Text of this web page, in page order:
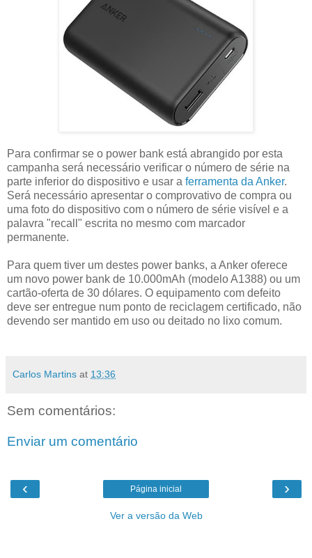
Para confirmar se o power bank está abrangido por esta
campanha será necessário verificar o número de série na
parte inferior do dispositivo e usar a ferramenta da Anker.
Será necessário apresentar o comprovativo de compra ou
uma foto do dispositivo com o número de série visível e a
palavra "recall" escrita no mesmo com marcador
permanente.
Para quem tiver um destes power banks, a Anker oferece
um novo power bank de 10.000mAh (modelo A1388) ou um
cartão-oferta de 30 dólares. O equipamento com defeito
deve ser entregue num ponto de reciclagem certificado, não
devendo ser mantido em uso ou deitado no lixo comum.
Carlos Martins at 13:36
Sem comentários:
Enviar um comentário
‹ ›
Página inicial
Ver a versão da Web